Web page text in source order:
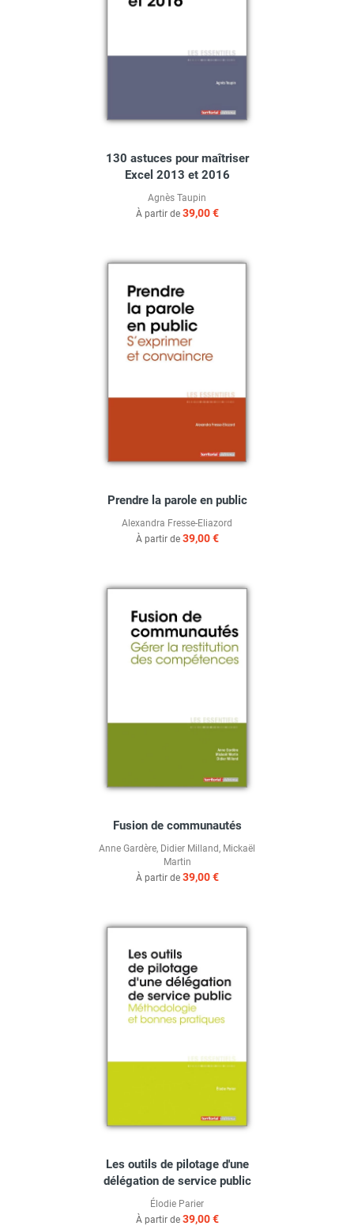
130 astuces pour maîtriser
Excel 2013 et 2016
Agnès Taupin
À partir de 39,00 €
Prendre la parole en public
Alexandra Fresse-Eliazord
À partir de 39,00 €
Fusion de communautés
Anne Gardère, Didier Milland, Mickaël
Martin
À partir de 39,00 €
Les outils de pilotage d'une
délégation de service public
Élodie Parier
À partir de 39,00 €